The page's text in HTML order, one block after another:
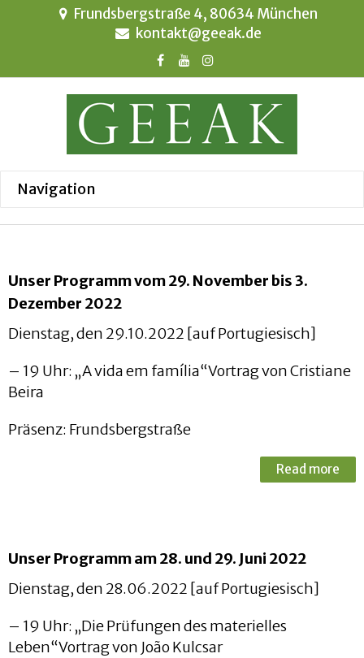
Frundsbergstraße 4, 80634 München
kontakt@geeak.de
Unser Programm vom 29. November bis 3.
Dezember 2022
Dienstag, den 29.10.2022 [auf Portugiesisch]
– 19 Uhr: „A vida em família“Vortrag von Cristiane
Beira
Präsenz: Frundsbergstraße
Read more
Unser Programm am 28. und 29. Juni 2022
Dienstag, den 28.06.2022 [auf Portugiesisch]
– 19 Uhr: „Die Prüfungen des materielles
Leben“Vortrag von João Kulcsar